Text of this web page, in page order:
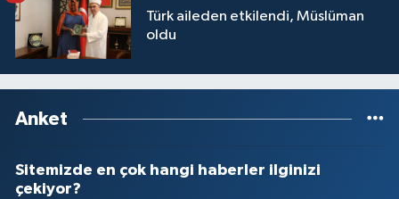
Türk aileden etkilendi, Müslüman
oldu
Anket
Sitemizde en çok hangi haberler ilginizi
çekiyor?